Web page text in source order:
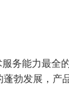
务能力最全
勃发展，